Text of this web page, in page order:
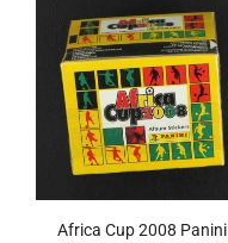
Africa Cup 2008 Panini